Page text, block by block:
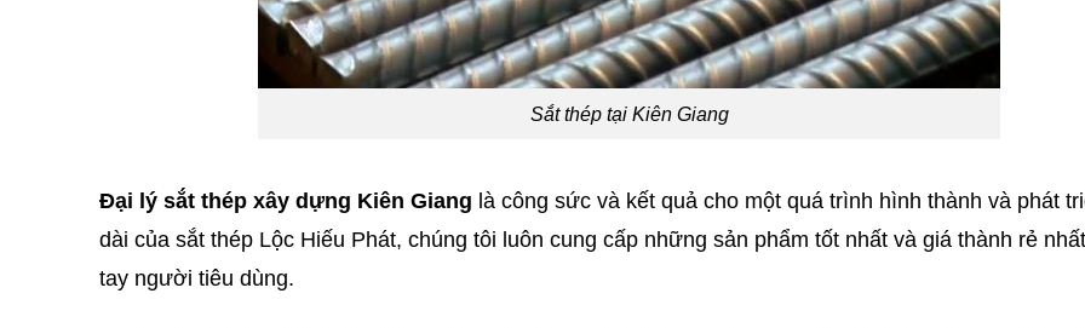
Sắt thép tại Kiên Giang
Đại lý sắt thép xây dựng Kiên Giang là công sức và kết quả cho một quá trình hình thành và phát
dài của sắt thép Lộc Hiếu Phát, chúng tôi luôn cung cấp những sản phẩm tốt nhất và giá thành rẻ
tay người tiêu dùng.